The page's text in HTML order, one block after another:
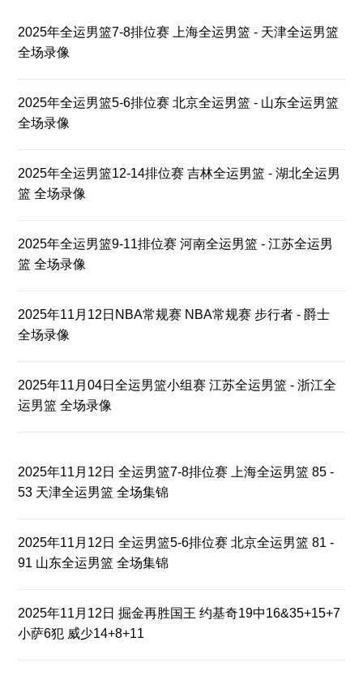
2025年全运男篮7-8排位赛 上海全运男篮 - 天津全运男篮
全场录像
2025年全运男篮5-6排位赛 北京全运男篮 - 山东全运男篮
全场录像
2025年全运男篮12-14排位赛 吉林全运男篮 - 湖北全运男
篮 全场录像
2025年全运男篮9-11排位赛 河南全运男篮 - 江苏全运男
篮 全场录像
2025年11月12日NBA常规赛 NBA常规赛 步行者 - 爵士
全场录像
2025年11月04日全运男篮小组赛 江苏全运男篮 - 浙江全
运男篮 全场录像
2025年11月12日 全运男篮7-8排位赛 上海全运男篮 85 -
53 天津全运男篮 全场集锦
2025年11月12日 全运男篮5-6排位赛 北京全运男篮 81 -
91 山东全运男篮 全场集锦
2025年11月12日 掘金再胜国王 约基奇19中16&35+15+7
小萨6犯 威少14+8+11